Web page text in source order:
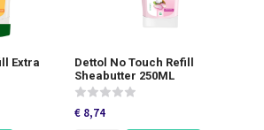
Extra
Dettol No Touch Refill
Sheabutter 250ML
€ 8,74